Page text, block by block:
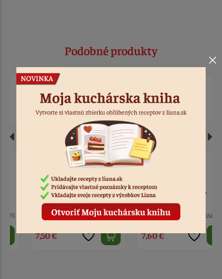
Podobné produkty
Zápich kalich s hroznom
a klasom zlatý akryl 6 x
Kód: 7473
7,50 €
Zápich Prvé sväté
prijímanie a ruky v
kruhu drevo
1 ks Kód: 7412
7,60 €